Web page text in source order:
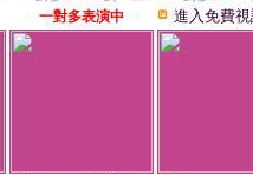
一對多表演中
進入免費